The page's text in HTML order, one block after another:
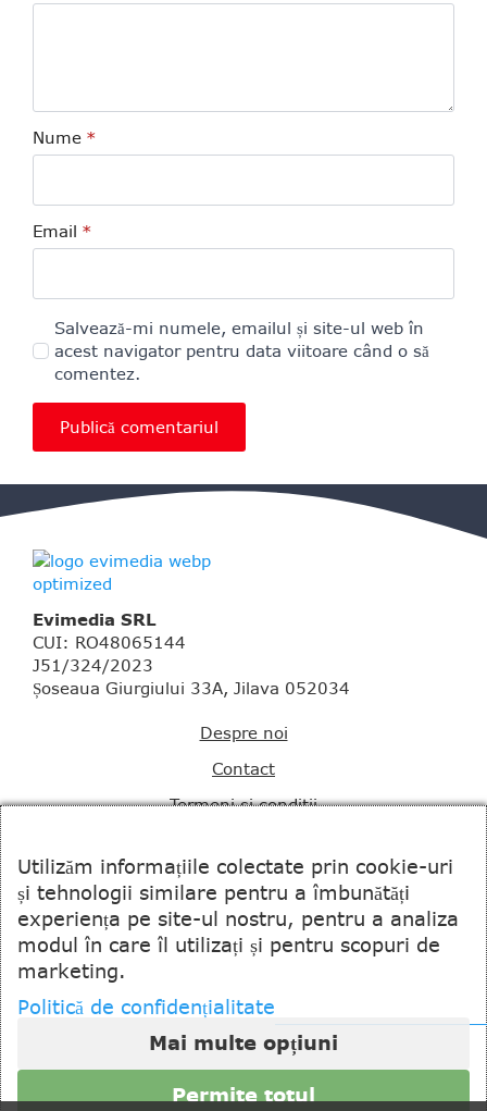
Nume *
Email *
Salvează-mi numele, emailul și site-ul web în
acest navigator pentru data viitoare când o să
comentez.
Evimedia SRL
CUI: RO48065144
J51/324/2023
Șoseaua Giurgiului 33A, Jilava 052034
Despre noi
Contact
Termeni si conditii
Notificare Cookies
Politica de confidentialitate
ANPC
© 2024 EVIMEDIA SRL. All rights reserved.
Utilizăm informațiile colectate prin cookie-uri
și tehnologii similare pentru a îmbunătăți
experiența pe site-ul nostru, pentru a analiza
modul în care îl utilizați și pentru scopuri de
marketing.
Politică de confidențialitate
Mai multe opțiuni
Permite totul